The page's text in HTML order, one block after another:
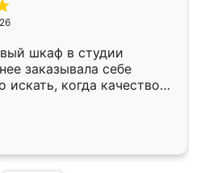
шкаф в студии
заказывала себе
искать, когда качеством
кухня уже почти
нет.